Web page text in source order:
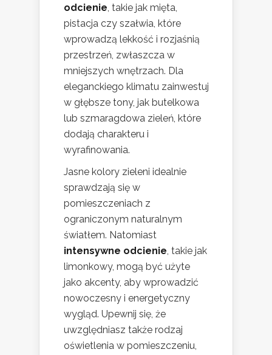
odcienie, takie jak mięta,
pistacja czy szałwia, które
wprowadzą lekkość i rozjaśnią
przestrzeń, zwłaszcza w
mniejszych wnętrzach. Dla
eleganckiego klimatu zainwestuj
w głębsze tony, jak butelkowa
lub szmaragdowa zieleń, które
dodają charakteru i
wyrafinowania.
Jasne kolory zieleni idealnie
sprawdzają się w
pomieszczeniach z
ograniczonym naturalnym
światłem. Natomiast
intensywne odcienie, takie jak
limonkowy, mogą być użyte
jako akcenty, aby wprowadzić
nowoczesny i energetyczny
wygląd. Upewnij się, że
uwzględniasz także rodzaj
oświetlenia w pomieszczeniu,